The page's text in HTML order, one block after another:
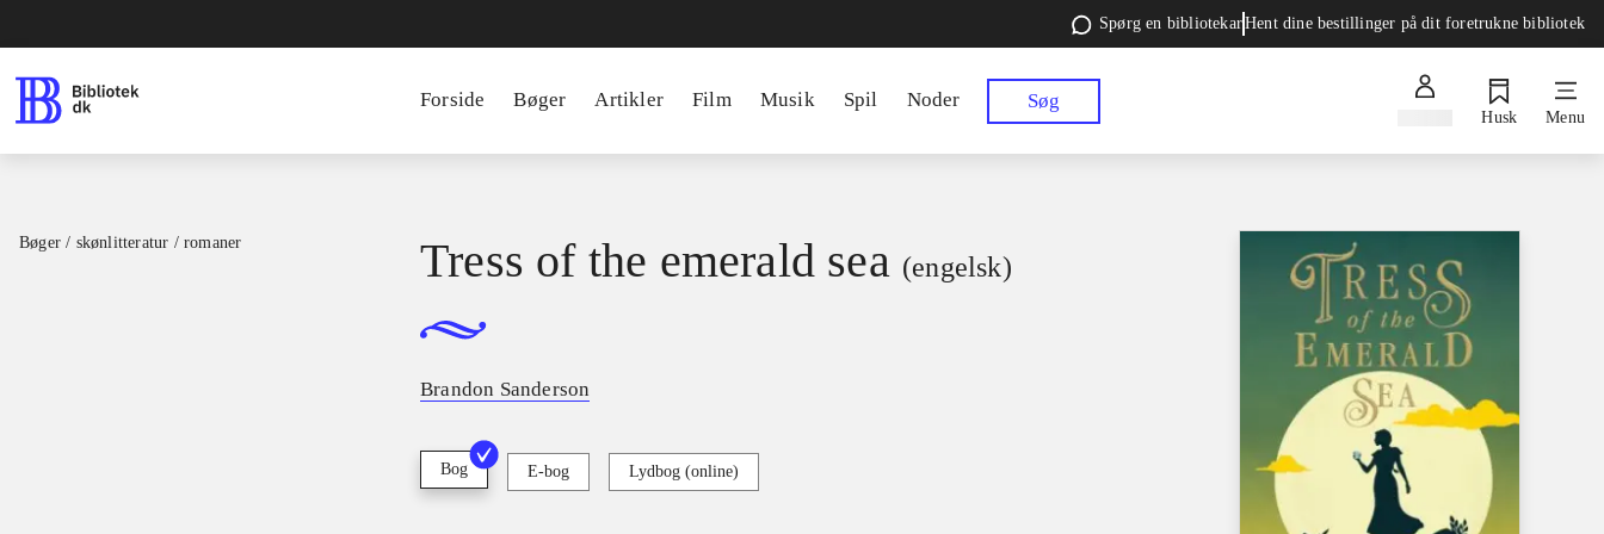
Spørg en bibliotekarHent dine bestillinger på dit foretrukne bibliotek
Forside Bøger Artikler Film Musik Spil Noder Søg
Husk Menu
Bøger / skønlitteratur / romaner Tress of the emerald sea (engelsk)
Brandon Sanderson
Bog E-bog Lydbog (online)